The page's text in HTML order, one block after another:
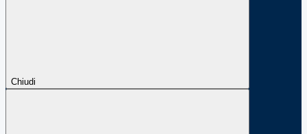
Chiudi